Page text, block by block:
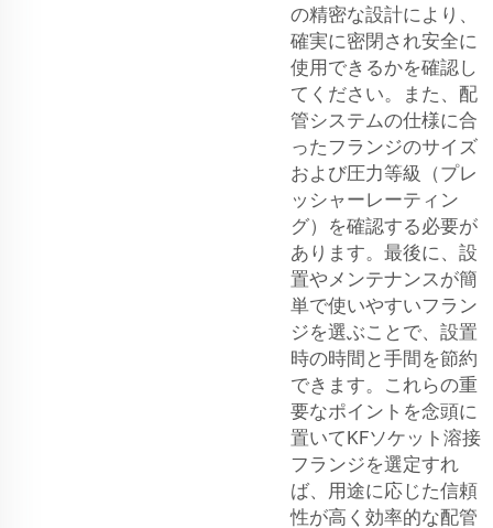
の精密な設計により、
確実に密閉され安全に
使用できるかを確認し
てください。また、配
管システムの仕様に合
ったフランジのサイズ
および圧力等級（プレ
ッシャーレーティン
グ）を確認する必要が
あります。最後に、設
置やメンテナンスが簡
単で使いやすいフラン
ジを選ぶことで、設置
時の時間と手間を節約
できます。これらの重
要なポイントを念頭に
置いてKFソケット溶接
フランジを選定すれ
ば、用途に応じた信頼
性が高く効率的な配管